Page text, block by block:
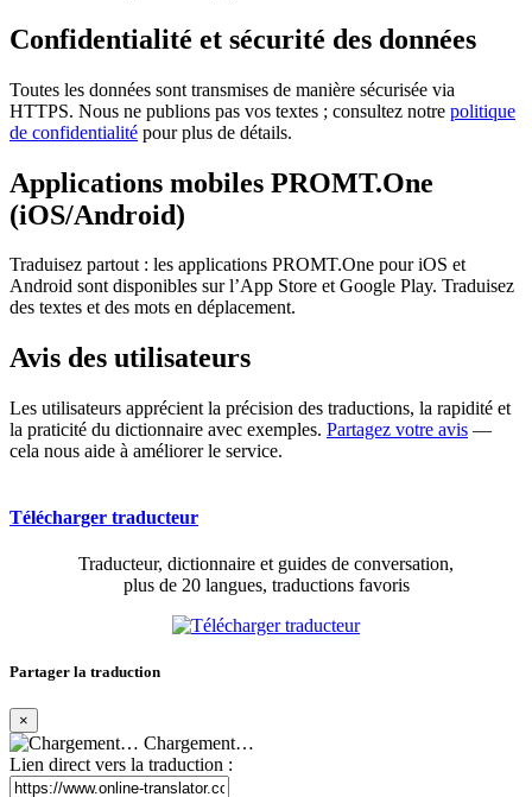
Confidentialité et sécurité des données
Toutes les données sont transmises de manière sécurisée via
HTTPS. Nous ne publions pas vos textes ; consultez notre politique
de confidentialité pour plus de détails.
Applications mobiles PROMT.One
(iOS/Android)
Traduisez partout : les applications PROMT.One pour iOS et
Android sont disponibles sur l’App Store et Google Play. Traduisez
des textes et des mots en déplacement.
Avis des utilisateurs
Les utilisateurs apprécient la précision des traductions, la rapidité et
la praticité du dictionnaire avec exemples. Partagez votre avis —
cela nous aide à améliorer le service.
Télécharger traducteur
Traducteur, dictionnaire et guides de conversation,
plus de 20 langues, traductions favoris
Partager la traduction
×
Chargement…
Lien direct vers la traduction :